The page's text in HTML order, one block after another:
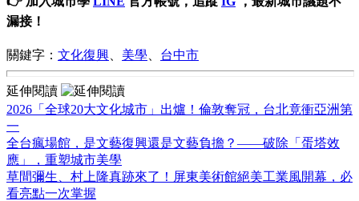
漏接！
關鍵字： 文化復興 美學 台中市
延伸閱讀
2026「全球20大文化城市」出爐！倫敦奪冠，台北竟衝亞洲第
一
全台瘋場館，是文藝復興還是文藝負擔？——破除「蛋塔效
應」，重塑城市美學
草間彌生、村上隆真跡來了！屏東美術館絕美工業風開幕，必
看亮點一次掌握